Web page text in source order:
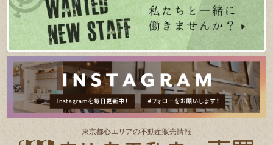
東京都⼼エリアの不動産販売情報